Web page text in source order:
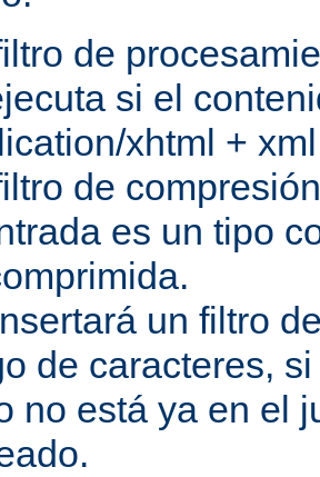
de
si el
xhtml +
de
es un tipo
un filtro
de caracteres,
no está ya en el